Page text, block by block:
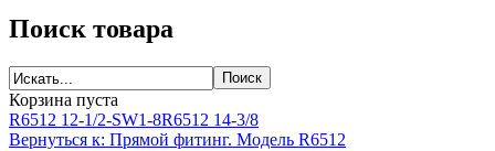
Поиск товара
Корзина пуста
R6512 12-1/2-SW1-8R6512 14-3/8
Вернуться к: Прямой фитинг. Модель R6512